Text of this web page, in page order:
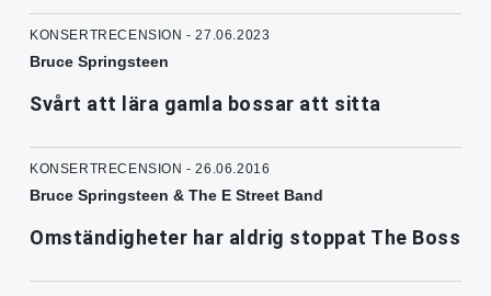
KONSERTRECENSION - 27.06.2023
Bruce Springsteen
Svårt att lära gamla bossar att sitta
KONSERTRECENSION - 26.06.2016
Bruce Springsteen & The E Street Band
Omständigheter har aldrig stoppat The Boss